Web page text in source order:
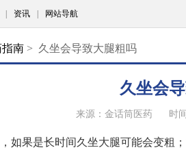
资讯 网站导航
指南 > 久坐会导致大腿粗吗
久坐会
来源：金话筒医药 时
如果是长时间久坐大腿可能会变粗